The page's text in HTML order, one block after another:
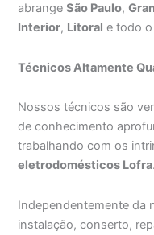
abrangeSão Paulo,
Interior, Litoral e todo o
Técnicos Altamente
Nossos técnicos são
de conhecimento
trabalhando com os
eletrodomésticos Lofra.
Independentemente da
instalação, conserto,